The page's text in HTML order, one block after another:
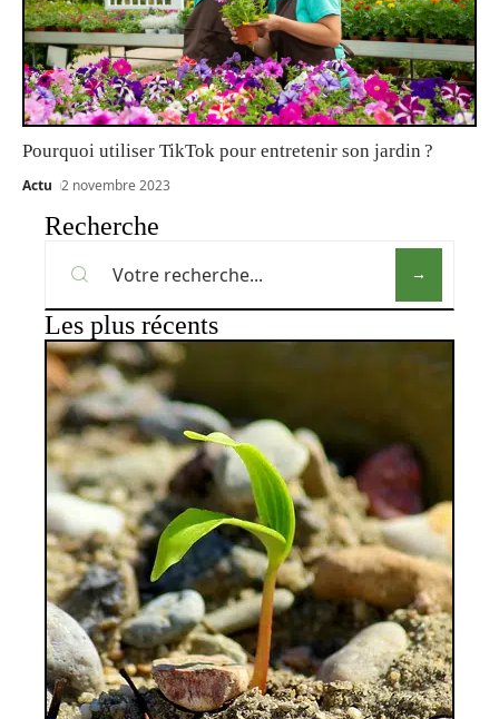
Pourquoi utiliser TikTok pour entretenir son jardin ?
Actu 2 novembre 2023
Recherche
Les plus récents